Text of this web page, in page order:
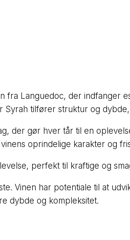
fra Languedoc, der indfanger
tilfører struktur og
der gør hver tår til en
oprindelige karakter og
perfekt til kraftige og
Vinen har potentiale til at
dybde og kompleksitet.